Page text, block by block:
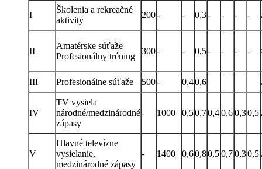
I
Školenia a rekreačné
aktivity
200- - 0,3- - - -
II
Amatérske súťaže
Profesionálny tréning
300- - 0,5- - - -
III Profesionálne súťaže 500- 0,40,6
IV
TV vysiela
národné/medzinárodné
zápasy
- 1000 0,50,70,40,60,30,5
V
Hlavné televízne
vysielanie,
medzinárodné zápasy
- 1400 0,60,80,50,70,30,5